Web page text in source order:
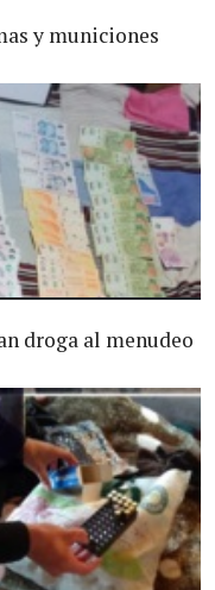
y municiones
droga al menudeo